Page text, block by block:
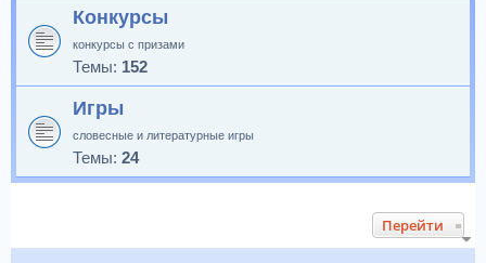
Конкурсы
конкурсы с призами
Темы: 152
Игры
словесные и литературные игры
Темы: 24
Перейти